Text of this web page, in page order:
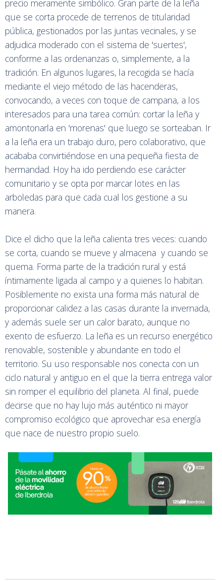
precio meramente simbólico. Gran parte de la leña
que se corta procede de terrenos de titularidad
pública, gestionados por las juntas vecinales, y se
adjudica moderado con el sistema de 'suertes',
conforme a las ordenanzas o, simplemente, a la
tradición. En algunos lugares, la recogida se hacía
mediante el viejo método de las hacenderas,
convocando, a veces con toque de campana, a los
interesados para una tarea común: cortar la leña y
amontonarla en 'morenas' que luego se sorteaban. Ir
a la leña era un trabajo duro, pero colaborativo, que
acababa convirtiéndose en una pequeña fiesta de
hermandad. Hoy ha ido perdiendo ese carácter
comunitario y se opta por marcar lotes en las
arboledas para que cada cual los gestione a su
manera.
Dice el dicho que la leña calienta tres veces: cuando
se corta, cuando se mueve y almacena y cuando se
quema. Forma parte de la tradición rural y está
íntimamente ligada al campo y a quienes lo habitan.
Posiblemente no exista una forma más natural de
proporcionar calidez a las casas durante la invernada,
y además suele ser un calor barato, aunque no
exento de esfuerzo. La leña es un recurso energético
renovable, sostenible y abundante en todo el
territorio. Su uso responsable nos conecta con un
ciclo natural y antiguo en el que la tierra entrega valor
sin romper el equilibrio del planeta. Al final, puede
decirse que no hay lujo más auténtico ni mayor
compromiso ecológico que aprovechar esa energía
que nace de nuestro propio suelo.